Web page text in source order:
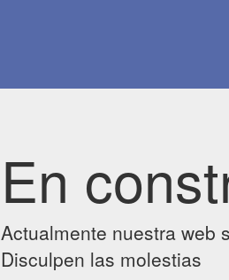
En
Actualmente nuestra web
Disculpen las molestias